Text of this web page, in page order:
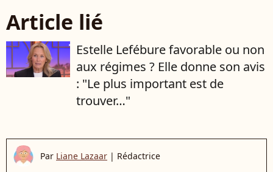
Article lié
Estelle Lefébure favorable ou non
aux régimes ? Elle donne son avis
: "Le plus important est de
trouver…"
Par Liane Lazaar | Rédactrice